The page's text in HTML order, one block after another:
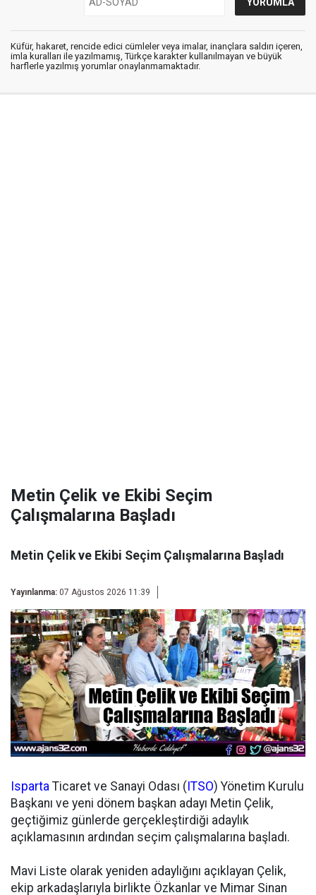
Küfür, hakaret, rencide edici cümleler veya imalar, inançlara saldırı içeren,
imla kuralları ile yazılmamış, Türkçe karakter kullanılmayan ve büyük
harflerle yazılmış yorumlar onaylanmamaktadır.
Metin Çelik ve Ekibi Seçim
Çalışmalarına Başladı
Metin Çelik ve Ekibi Seçim Çalışmalarına Başladı
Yayınlanma: 07 Ağustos 2026 11:39
Isparta Ticaret ve Sanayi Odası ( ITSO) Yönetim Kurulu
Başkanı ve yeni dönem başkan adayı Metin Çelik,
geçtiğimiz günlerde gerçekleştirdiği adaylık
açıklamasının ardından seçim çalışmalarına başladı.
Mavi Liste olarak yeniden adaylığını açıklayan Çelik,
ekip arkadaşlarıyla birlikte Özkanlar ve Mimar Sinan